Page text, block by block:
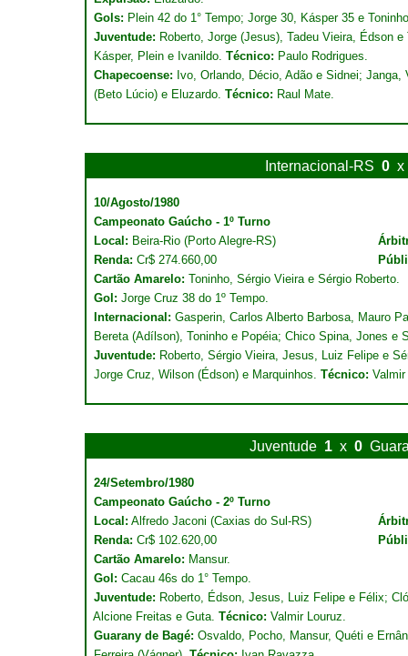
Gols: Plein 42 do 1° Tempo; Jorge 30, Kásper 35 e
Juventude: Roberto, Jorge (Jesus), Tadeu Vieira, Édson
Kásper, Plein e Ivanildo. Técnico: Paulo Rodrigues.
Chapecoense: Ivo, Orlando, Décio, Adão e Sidnei;
(Beto Lúcio) e Eluzardo. Técnico: Raul Mate.
Internacional-RS 0 x
10/Agosto/1980
Campeonato Gaúcho - 1º Turno
Local: Beira-Rio (Porto Alegre-RS)
Renda: Cr$ 274.660,00
Cartão Amarelo: Toninho, Sérgio Vieira e Sérgio Roberto.
Gol: Jorge Cruz 38 do 1º Tempo.
Internacional: Gasperin, Carlos Alberto Barbosa, Mauro
Bereta (Adílson), Toninho e Popéia; Chico Spina, Jones e
Juventude: Roberto, Sérgio Vieira, Jesus, Luiz Felipe e
Jorge Cruz, Wilson (Édson) e Marquinhos. Técnico:
Juventude 1 x 0
24/Setembro/1980
Campeonato Gaúcho - 2º Turno
Local: Alfredo Jaconi (Caxias do Sul-RS)
Renda: Cr$ 102.620,00
Cartão Amarelo: Mansur.
Gol: Cacau 46s do 1° Tempo.
Juventude: Roberto, Édson, Jesus, Luiz Felipe e Félix;
Alcione Freitas e Guta. Técnico: Valmir Louruz.
Guarany de Bagé: Osvaldo, Pocho, Mansur, Quéti e